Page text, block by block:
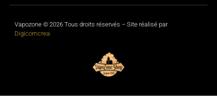
Vapozone © 2026 Tous droits réservés – Site réalisé par
Digicomcrea